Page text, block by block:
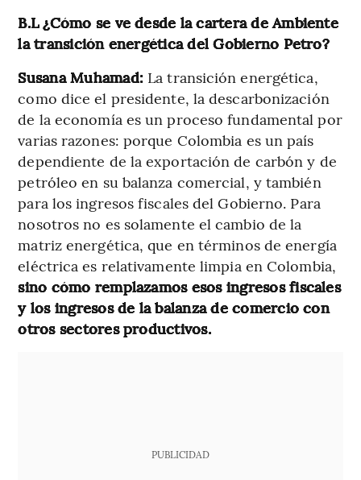
B.L ¿Cómo se ve desde la cartera de Ambiente
la transición energética del Gobierno Petro?
Susana Muhamad: La transición energética,
como dice el presidente, la descarbonización
de la economía es un proceso fundamental por
varias razones: porque Colombia es un país
dependiente de la exportación de carbón y de
petróleo en su balanza comercial, y también
para los ingresos fiscales del Gobierno. Para
nosotros no es solamente el cambio de la
matriz energética, que en términos de energía
eléctrica es relativamente limpia en Colombia,
sino cómo remplazamos esos ingresos fiscales
y los ingresos de la balanza de comercio con
otros sectores productivos.
PUBLICIDAD